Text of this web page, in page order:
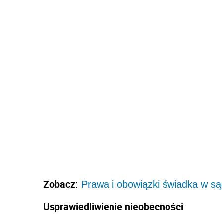
Zobacz: Prawa i obowiązki świadka w
Usprawiedliwienie nieobecności